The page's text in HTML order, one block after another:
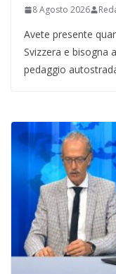
8 Agosto 2026
Avete presente
Svizzera e bisogna
pedaggio